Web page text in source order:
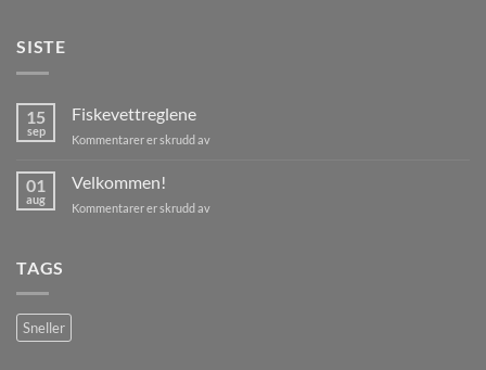
SISTE
15
sep
Fiskevettreglene
Kommentarer er skrudd avfor
01
aug
Velkommen!
Kommentarer er skrudd avfor
TAGS
Sneller